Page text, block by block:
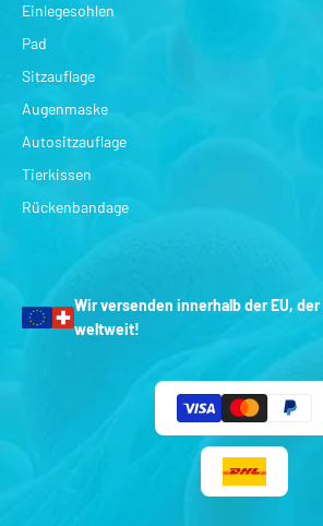
Einlegesohlen
Pad
Sitzauflage
Augenmaske
Autositzauflage
Tierkissen
Rückenbandage
Wir versenden innerhalb der EU,
weltweit!